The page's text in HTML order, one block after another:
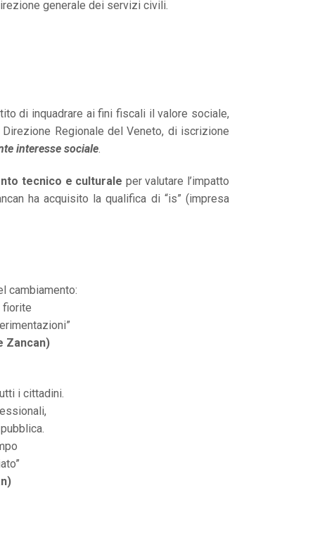
generale dei servizi civili.
di inquadrare ai fini fiscali il valore sociale,
Regionale del Veneto, di iscrizione
interesse sociale.
tecnico e culturale per valutare l’impatto
ha acquisito la qualifica di “is” (impresa
cambiamento:
fiorite
Zancan)
i cittadini.